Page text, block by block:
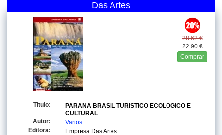
Das Artes
28.62 €
22.90 €
Comprar
Titulo:
PARANA BRASIL TURISTICO ECOLOGICO E
CULTURAL
Autor:
Varios
Editora:
Empresa Das Artes